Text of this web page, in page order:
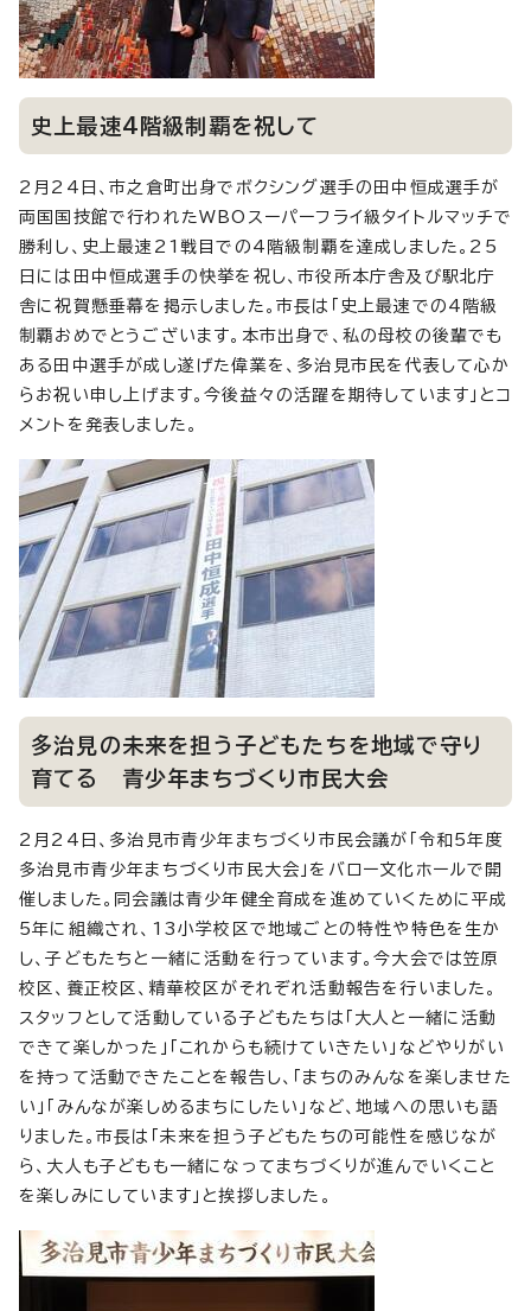
史上最速4階級制覇を祝して
2月24日、市之倉町出身でボクシング選手の田中恒成選手が
両国国技館で行われたWBOスーパーフライ級タイトルマッチで
勝利し、史上最速21戦目での4階級制覇を達成しました。25
日には田中恒成選手の快挙を祝し、市役所本庁舎及び駅北庁
舎に祝賀懸垂幕を掲示しました。市長は「史上最速での4階級
制覇おめでとうございます。本市出身で、私の母校の後輩でも
ある田中選手が成し遂げた偉業を、多治見市民を代表して心か
らお祝い申し上げます。今後益々の活躍を期待しています」とコ
メントを発表しました。
多治見の未来を担う子どもたちを地域で守り
育てる 青少年まちづくり市民大会
2月24日、多治見市青少年まちづくり市民会議が「令和5年度
多治見市青少年まちづくり市民大会」をバロー文化ホールで開
催しました。同会議は青少年健全育成を進めていくために平成
5年に組織され、13小学校区で地域ごとの特性や特色を生か
し、子どもたちと一緒に活動を行っています。今大会では笠原
校区、養正校区、精華校区がそれぞれ活動報告を行いました。
スタッフとして活動している子どもたちは「大人と一緒に活動
できて楽しかった」「これからも続けていきたい」などやりがい
を持って活動できたことを報告し、「まちのみんなを楽しませた
い」「みんなが楽しめるまちにしたい」など、地域への思いも語
りました。市長は「未来を担う子どもたちの可能性を感じなが
ら、大人も子どもも一緒になってまちづくりが進んでいくこと
を楽しみにしています」と挨拶しました。